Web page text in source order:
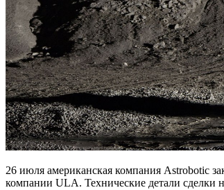
26 июля американская компания Astrobotic
компании ULA. Технические детали сделки